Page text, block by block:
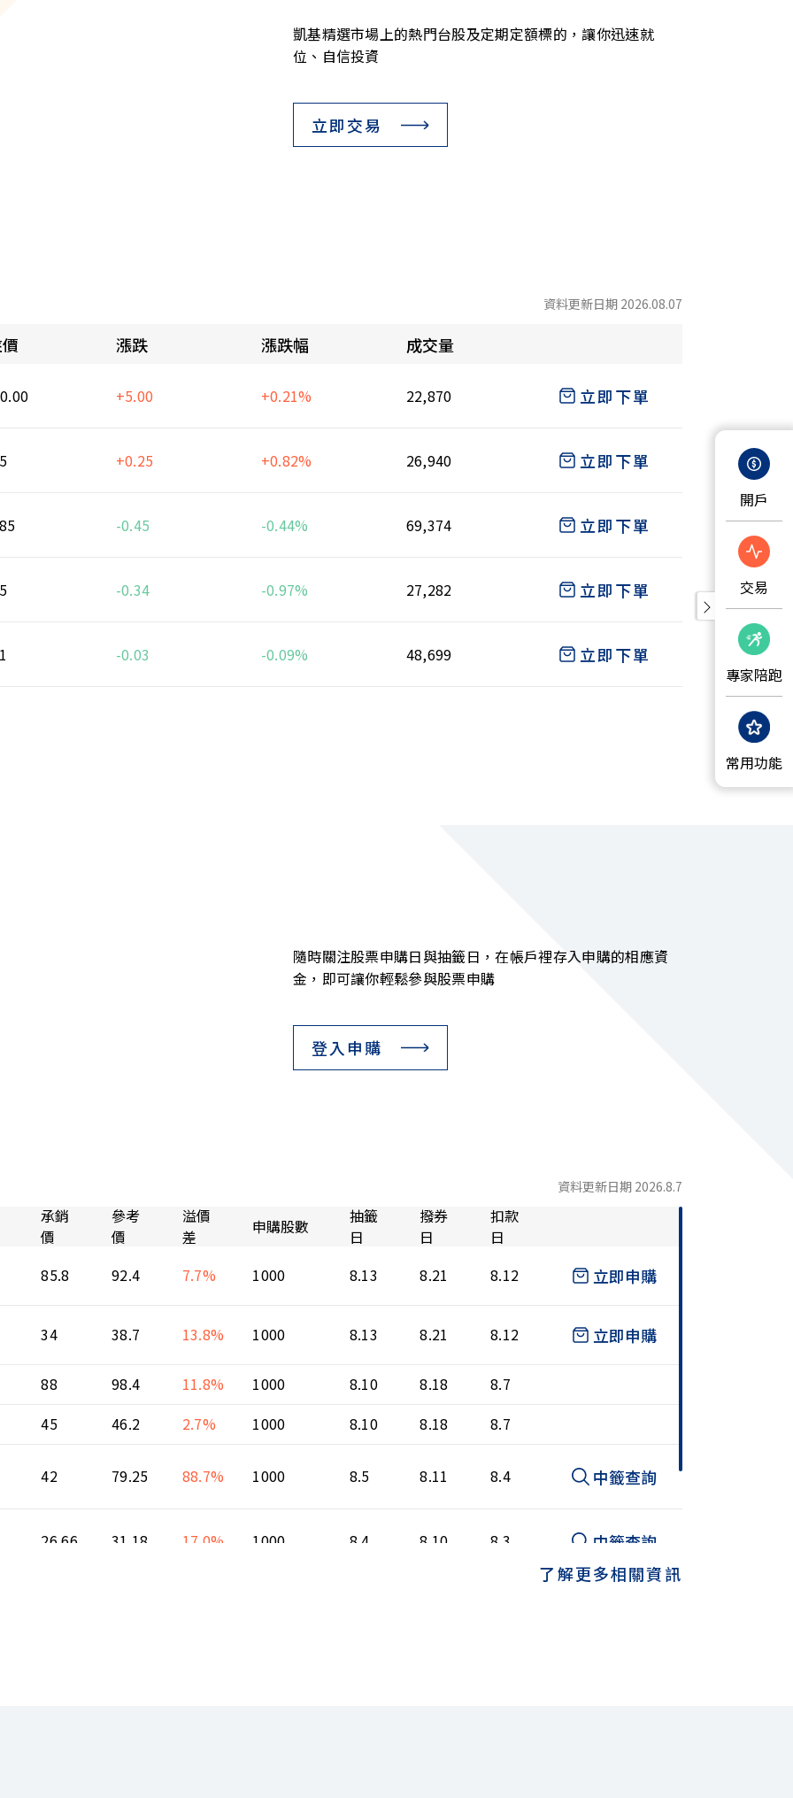
開戶
交易
專家陪跑
常用功能
凱基精選市場上的熱門台股及定期定額標的，讓你迅速就
位、自信投資
立即交易
資料更新日期 2026.08.07
漲跌 漲跌幅 成交量
+5.00 +0.21% 22,870 立即下單
+0.25 +0.82% 26,940 立即下單
-0.45 -0.44% 69,374 立即下單
-0.34 -0.97% 27,282 立即下單
-0.03 -0.09% 48,699 立即下單
隨時關注股票申購日與抽籤日，在帳戶裡存入申購的相應資
金，即可讓你輕鬆參與股票申購
登入申購
資料更新日期 2026.8.7
承銷
價
參考
價
溢價
差
申購股數
抽籤
日
撥券
日
扣款
日
85.8
92.4 7.7% 1000 8.13 8.21 8.12 立即申購
34 38.7 13.8% 1000 8.13 8.21 8.12 立即申購
88 98.4 11.8% 1000 8.10 8.18
8.7
45
46.2 2.7% 1000 8.10 8.18 8.7
42 79.25 88.7% 1000 8.5 8.11 8.4 中籤查詢
26.66 31.18 17.0% 1000 8.4 8.10 8.3 中籤查詢
了解更多相關資訊